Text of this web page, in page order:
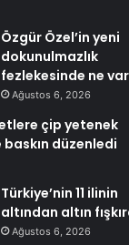
Özgür Özel’in yeni
dokunulmazlık
fezlekesinde ne
Ağustos 6, 2026
çip yetenek
baskın düzenledi
Türkiye’nin 11 ilinin
altından altın
Ağustos 6, 2026